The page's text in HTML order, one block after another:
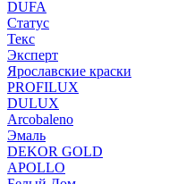
DUFA
Статус
Текс
Эксперт
Ярославские краски
PROFILUX
DULUX
Arcobaleno
Эмаль
DEKOR GOLD
APOLLO